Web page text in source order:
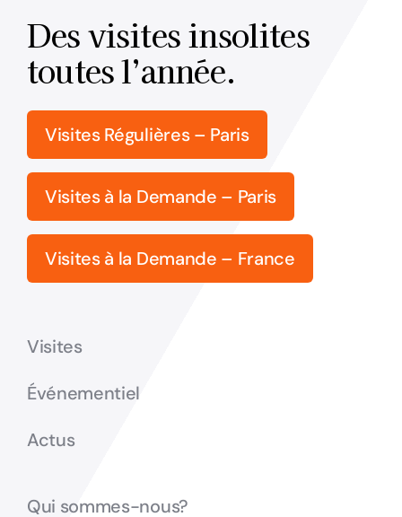
Des visites insolites
toutes l’année.
Visites Régulières – Paris
Visites à la Demande – Paris
Visites à la Demande – France
Visites
Événementiel
Actus
Qui sommes-nous?